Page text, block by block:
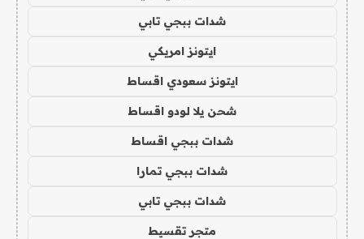
شدات ببجي تابي
ايتونز امريكي
ايتونز سعودي اقساط
شحن يلا لودو اقساط
شدات ببجي اقساط
شدات ببجي تمارا
شدات ببجي تابي
متجر تقسيط